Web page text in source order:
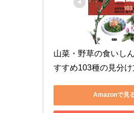
山菜・野草の食いし
すすめ103種の見分
Amazonで見